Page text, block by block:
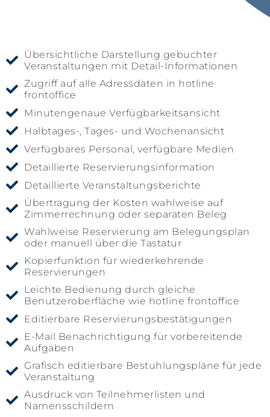
Übersichtliche Darstellung gebuchter
Veranstaltungen mit Detail-Informationen
Zugriff auf alle Adressdaten in hotline
frontoffice
Minutengenaue Verfügbarkeitsansicht
Halbtages-, Tages- und Wochenansicht
Verfügbares Personal, verfügbare Medien
Detaillierte Reservierungsinformation
Detaillierte Veranstaltungsberichte
Übertragung der Kosten wahlweise auf
Zimmerrechnung oder separaten Beleg
Wahlweise Reservierung am Belegungsplan
oder manuell über die Tastatur
Kopierfunktion für wiederkehrende
Reservierungen
Leichte Bedienung durch gleiche
Benutzeroberfläche wie hotline frontoffice
Editierbare Reservierungsbestätigungen
E-Mail Benachrichtigung für vorbereitende
Aufgaben
Grafisch editierbare Bestuhlungspläne für jede
Veranstaltung
Ausdruck von Teilnehmerlisten und
Namensschildern